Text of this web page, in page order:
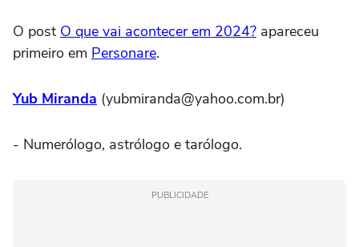
O post O que vai acontecer em 2024? apareceu
primeiro em Personare.
Yub Miranda (yubmiranda@yahoo.com.br)
- Numerólogo, astrólogo e tarólogo.
PUBLICIDADE